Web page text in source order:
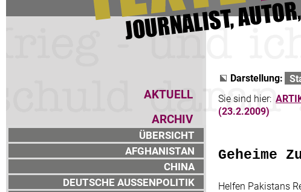
AKTUELL
ARCHIV
ÜBERSICHT
AFGHANISTAN
CHINA
DEUTSCHE AUSSENPOLITIK
Darstellung:
Sie sind hier:
(23.2.2009)
Geheime
Helfen Pakistans